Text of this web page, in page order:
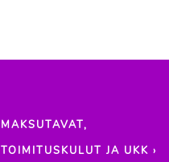
MAKSUTAVAT,
TOIMITUSKULUT JA UKK ›